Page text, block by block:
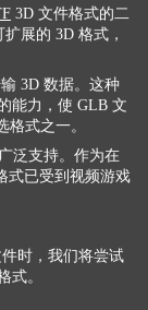
3D 文件格式的二
展的 3D 格式，
3D 数据。这种
能力，使 GLB 文
式之一。
泛支持。作为在
式已受到视频游戏
时，我们将尝试
式。